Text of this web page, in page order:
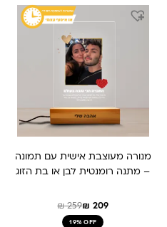
מנורה מעוצבת אישית עם תמונה
– מתנה רומנטית לבן או בת הזוג
₪259
המחיר
המקורי
₪ 209
המחיר
הנוכחי
19% OFF